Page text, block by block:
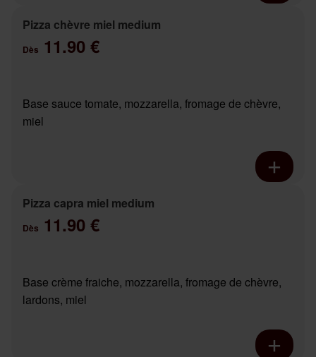
Pizza chèvre miel medium
Dès 11.90 €
Base sauce tomate, mozzarella, fromage de chèvre,
miel
Pizza capra miel medium
Dès 11.90 €
Base crème fraiche, mozzarella, fromage de chèvre,
lardons, miel